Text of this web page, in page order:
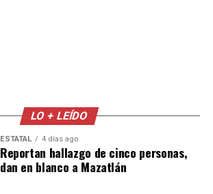
LO + LEÍDO
ESTATAL 4 días ago
Reportan hallazgo de cinco personas,
dan en blanco a Mazatlán